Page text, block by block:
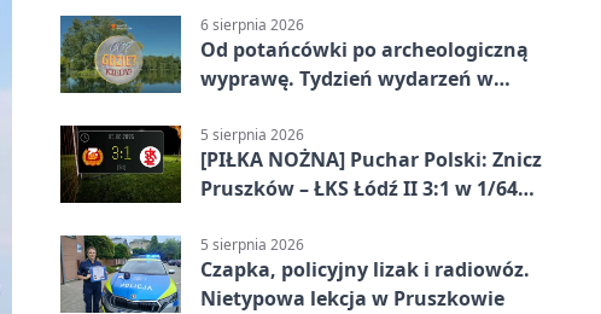
6 sierpnia 2026
Od potańcówki po archeologiczną
wyprawę. Tydzień wydarzeń w
5 sierpnia 2026
[PIŁKA NOŻNA] Puchar Polski: Znicz
Pruszków – ŁKS Łódź II 3:1 w 1/64
5 sierpnia 2026
Czapka, policyjny lizak i radiowóz.
Nietypowa lekcja w Pruszkowie